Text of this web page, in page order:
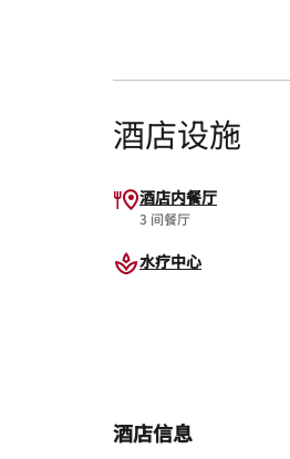
酒店设施
酒店内餐厅
3 间餐厅
水疗中心
酒店信息